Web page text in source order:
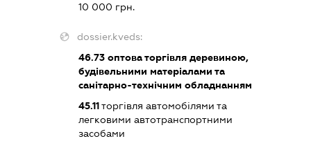
10 000 грн.
dossier.kveds:
46.73оптова торгівля деревиною,
будівельними матеріалами та
санітарно-технічним обладнанням
45.11торгівля автомобілями та
легковими автотранспортними
засобами